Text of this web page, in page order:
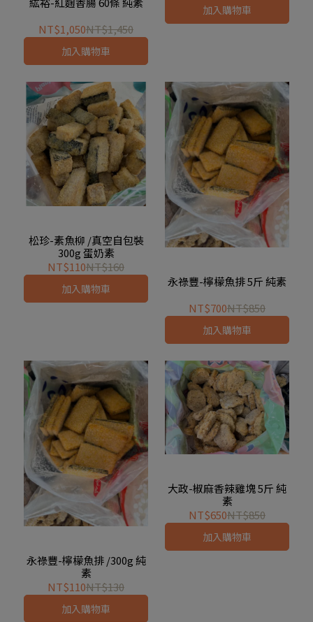
NT$1,050NT$1,450
加入購物車
加入購物車
松珍-素魚柳 /真空自包裝
300g 蛋奶素
NT$110NT$160
加入購物車
永祿豐-檸檬魚排 5斤 純素
NT$700NT$850
加入購物車
永祿豐-檸檬魚排 /300g 純
素
NT$110NT$130
加入購物車
大政-椒麻香辣雞塊 5斤 純
素
NT$650NT$850
加入購物車